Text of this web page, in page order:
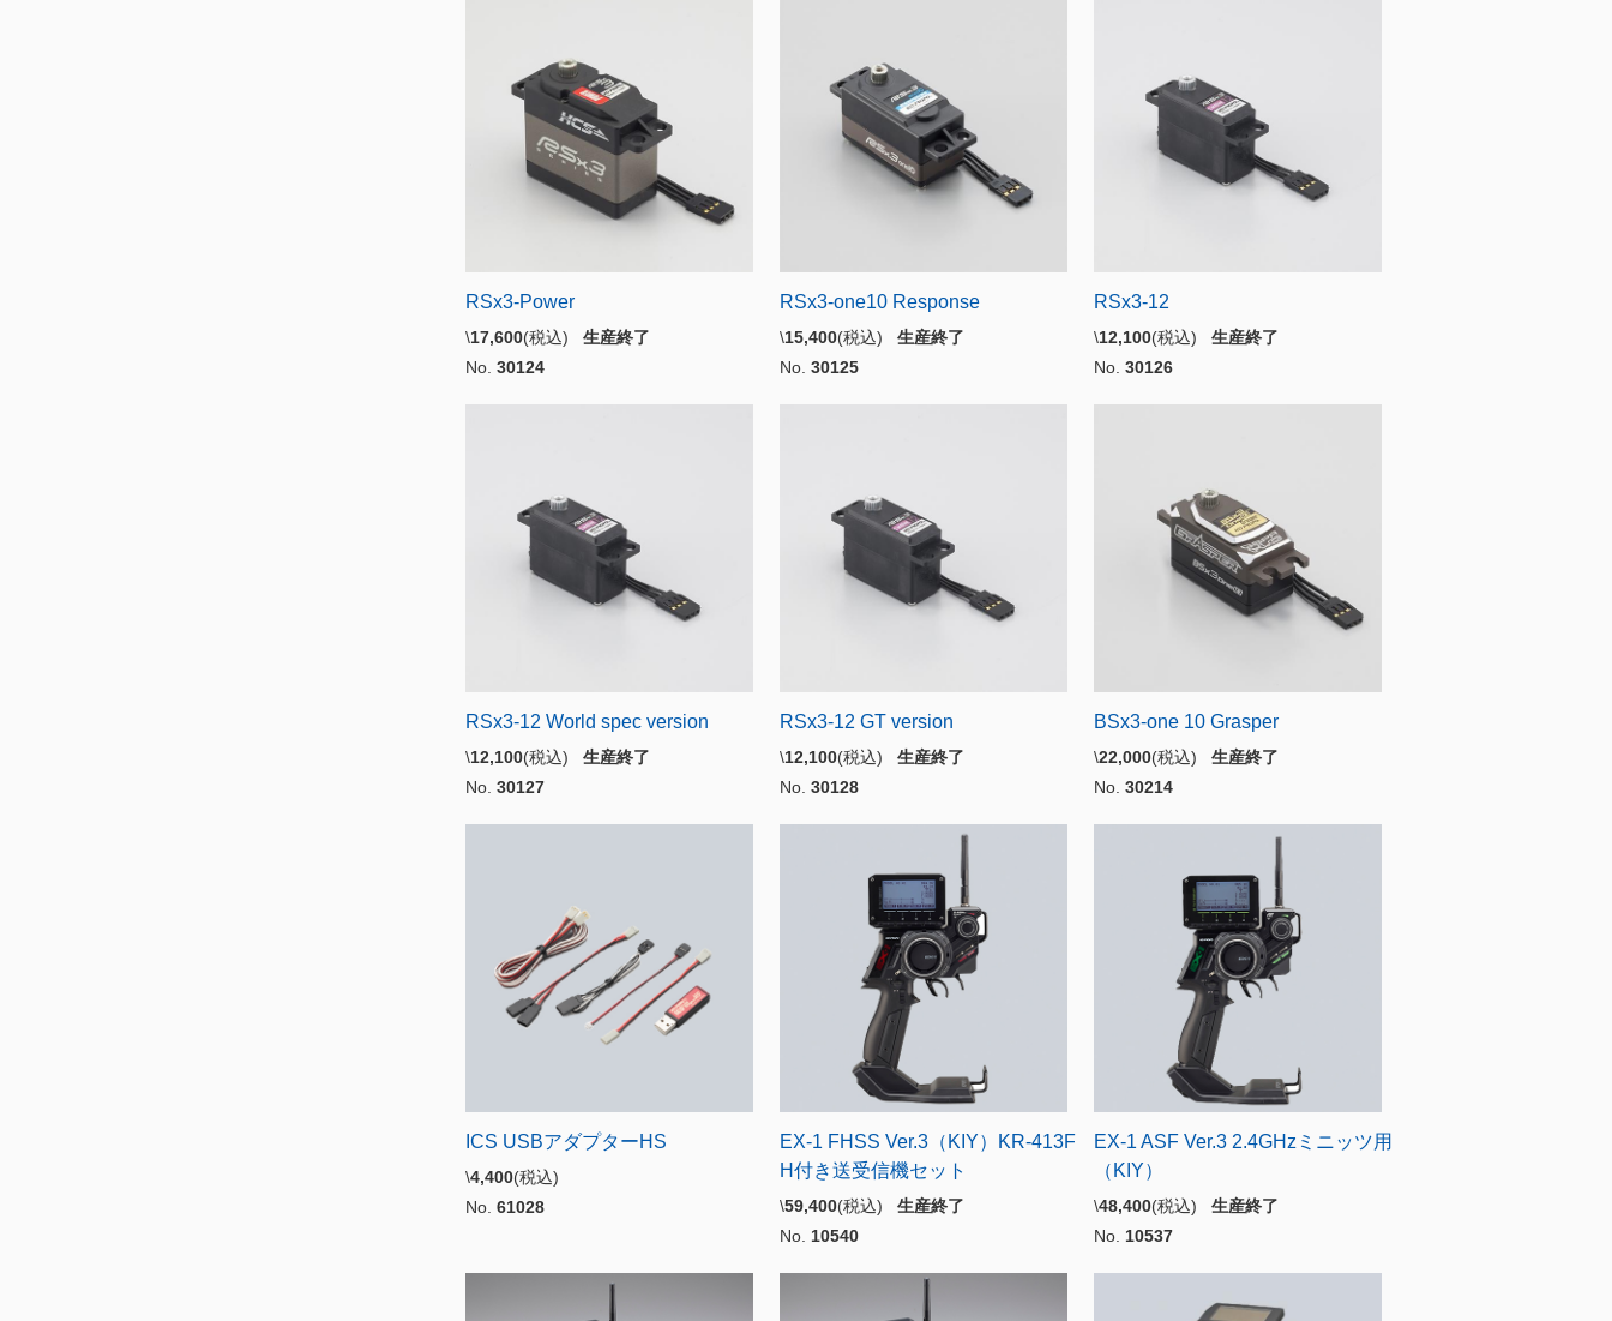
RSx3-Power
\17,600(税込) 生産終了
No. 30124
RSx3-one10 Response
\15,400(税込) 生産終了
No. 30125
RSx3-12
\12,100(税込) 生産終了
No. 30126
RSx3-12 World spec version
\12,100(税込) 生産終了
No. 30127
RSx3-12 GT version
\12,100(税込) 生産終了
No. 30128
BSx3-one 10 Grasper
\22,000(税込) 生産終了
No. 30214
ICS USBアダプターHS
\4,400(税込)
No. 61028
EX-1 FHSS Ver.3（KIY）KR-413F
H付き送受信機セット
\59,400(税込) 生産終了
No. 10540
EX-1 ASF Ver.3 2.4GHzミニッツ用
（KIY）
\48,400(税込) 生産終了
No. 10537